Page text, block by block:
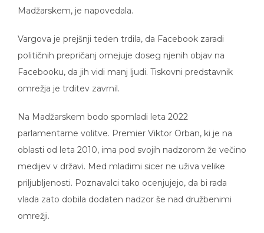
Madžarskem, je napovedala.
Vargova je prejšnji teden trdila, da Facebook zaradi
političnih prepričanj omejuje doseg njenih objav na
Facebooku, da jih vidi manj ljudi. Tiskovni predstavnik
omrežja je trditev zavrnil.
Na Madžarskem bodo spomladi leta 2022
parlamentarne volitve. Premier Viktor Orban, ki je na
oblasti od leta 2010, ima pod svojih nadzorom že večino
medijev v državi. Med mladimi sicer ne uživa velike
priljubljenosti. Poznavalci tako ocenjujejo, da bi rada
vlada zato dobila dodaten nadzor še nad družbenimi
omrežji.